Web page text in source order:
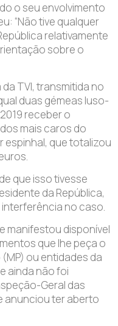
o seu envolvimento
“Não tive qualquer
relativamente
sobre o
TVI, transmitida no
duas gémeas luso-
receber o
mais caros do
espinhal, que totalizou
que isso tivesse
da República,
no caso.
manifestou disponível
que lhe peça o
ou entidades da
ainda não foi
Geral das
anunciou ter aberto